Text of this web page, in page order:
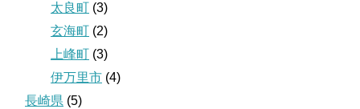
太良町 (3)
玄海町 (2)
上峰町 (3)
伊万里市 (4)
長崎県 (5)